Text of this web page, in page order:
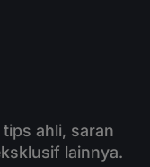
ahli, saran
lainnya.